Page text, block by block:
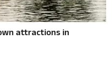
attractions in